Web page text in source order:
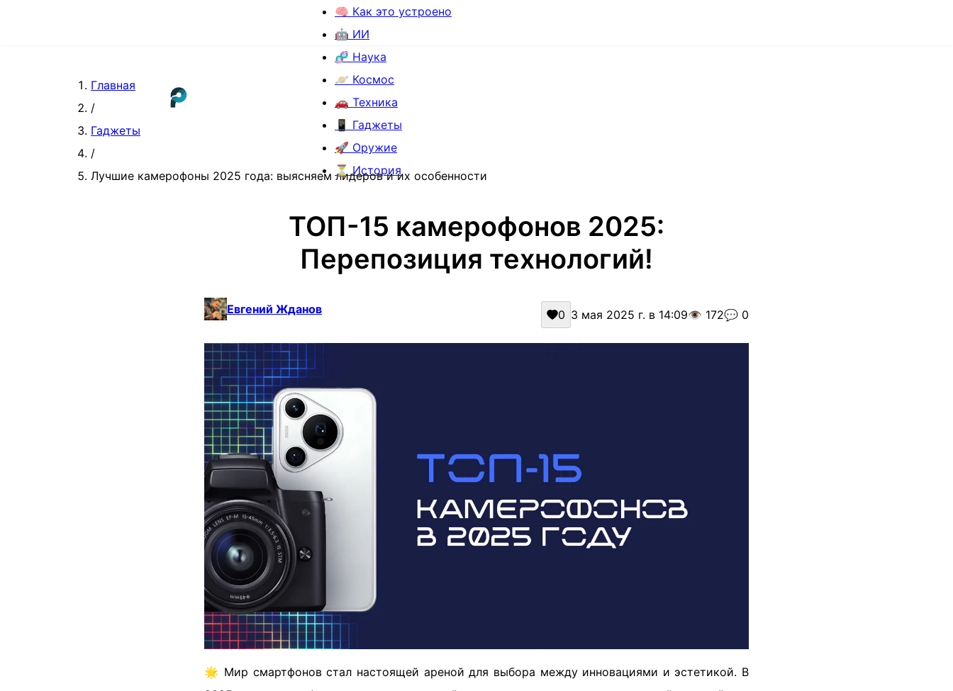
🧠 Как это устроено
🤖 ИИ
🧬 Наука
🪐 Космос
🚗 Техника
📱 Гаджеты
🚀 Оружие
⏳ История
Главная
/
Гаджеты
/
Лучшие камерофоны 2025 года: выясняем лидеров и их особенности
ТОП-15 камерофонов 2025:
Перепозиция технологий!
Евгений Жданов 0 3 мая 2025 г. в 14:09👁️ 172💬 0
🌟 Мир смартфонов стал настоящей ареной для выбора между инновациями и эстетикой. В